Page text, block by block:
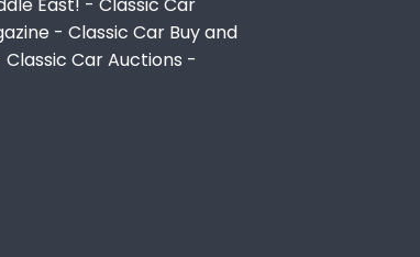
- Classic Car Buy and
Car Auctions -